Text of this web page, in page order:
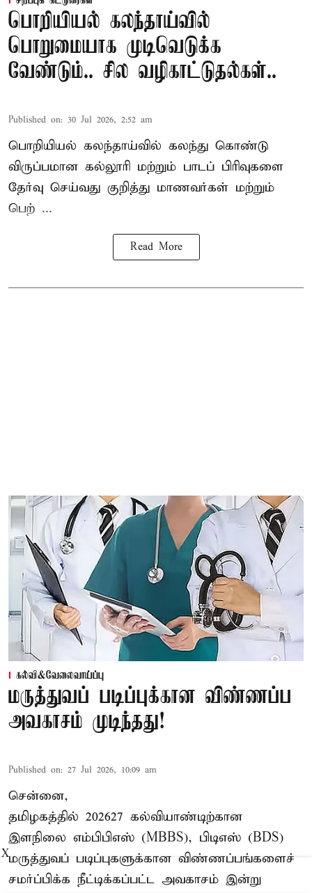
பொறியியல் கலந்தாய்வில்
பொறுமையாக முடிவெடுக்க
வேண்டும்.. சில வழிகாட்டுதல்கள்..
Published on: 30 Jul 2026, 2:52 am
பொறியியல் கலந்தாய்வில் கலந்து கொண்டு
விருப்பமான கல்லூரி மற்றும் பாடப் பிரிவுகளை
தேர்வு செய்வது குறித்து மாணவர்கள் மற்றும்
பெற் ...
Read More
கல்வி&வேலைவாய்ப்பு
மருத்துவப் படிப்புக்கான விண்ணப்ப
அவகாசம் முடிந்தது!
Published on: 27 Jul 2026, 10:09 am
சென்னை,
தமிழகத்தில் 2026–27 கல்வியாண்டிற்கான
இளநிலை எம்பிபிஎஸ் (MBBS), பிடிஎஸ் (BDS)
மருத்துவப் படிப்புகளுக்கான விண்ணப்பங்களைச்
சமர்ப்பிக்க நீட்டிக்கப்பட்ட அவகாசம் இன்று
X